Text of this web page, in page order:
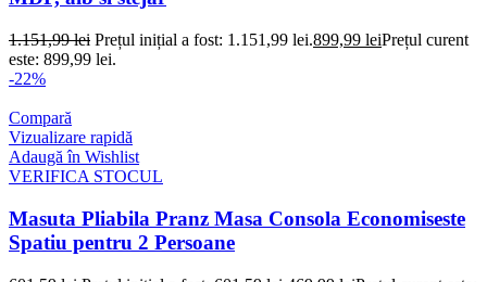
1.151,99lei Prețul inițial a fost: 1.151,99 lei.899,99 leiPrețul curent
este: 899,99 lei.
-22%
Compară
Vizualizare rapidă
Adaugă în Wishlist
VERIFICA STOCUL
Masuta Pliabila Pranz Masa Consola Economiseste
Spatiu pentru 2 Persoane